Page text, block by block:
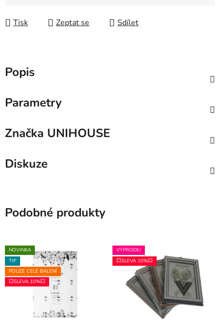
Tisk Zeptat se Sdílet
Popis
Parametry
Značka UNIHOUSE
Diskuze
Podobné produkty
NOVINKA
TIP
POUZE CELÉ BALENÍ
💥SLEVA 10%💥
VÝPRODEJ
💥SLEVA 10%💥